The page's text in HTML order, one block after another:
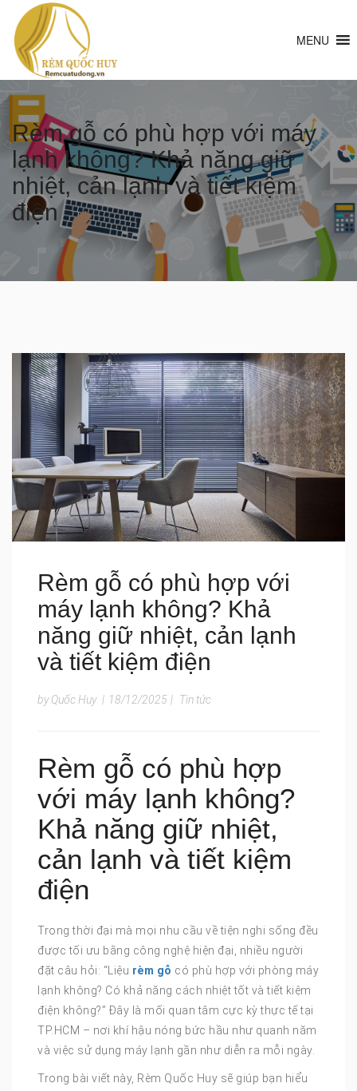
MENU
Rèm gỗ có phù hợp với máy
lạnh không? Khả năng giữ
nhiệt, cản lạnh và tiết kiệm
điện
Rèm gỗ có phù hợp với
máy lạnh không? Khả
năng giữ nhiệt, cản lạnh
và tiết kiệm điện
by Quốc Huy | 18/12/2025 | Tin tức
Rèm gỗ có phù hợp
với máy lạnh không?
Khả năng giữ nhiệt,
cản lạnh và tiết kiệm
điện
Trong thời đại mà mọi nhu cầu về tiện nghi sống đều
được tối ưu bằng công nghệ hiện đại, nhiều người
đặt câu hỏi: “Liệu rèm gỗ có phù hợp với phòng máy
lạnh không? Có khả năng cách nhiệt tốt và tiết kiệm
điện không?” Đây là mối quan tâm cực kỳ thực tế tại
TP.HCM – nơi khí hậu nóng bức hầu như quanh năm
và việc sử dụng máy lạnh gần như diễn ra mỗi ngày.
Trong bài viết này, Rèm Quốc Huy sẽ giúp bạn hiểu